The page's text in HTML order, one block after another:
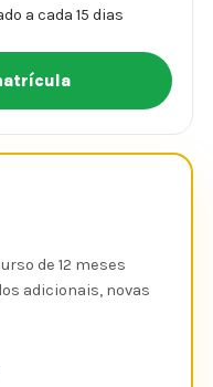
a cada 15 dias
de 12 meses
adicionais, novas